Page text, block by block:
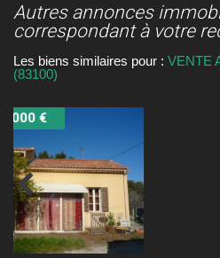
autres annonces immobilières
correspondant à votre
Les biens similaires pour : VENTE
(83100)